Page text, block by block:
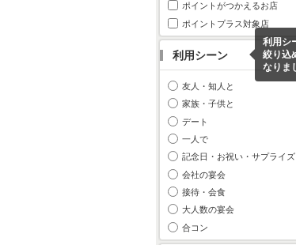
ポイントがつかえるお店
ポイントプラス対象店
利用シーン
利用シ
絞り込
なりま
友人・知人と
家族・子供と
デート
一人で
記念日・お祝い・サプライズ
会社の宴会
接待・会食
大人数の宴会
合コン